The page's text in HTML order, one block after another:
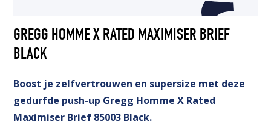
GREGG HOMME X RATED MAXIMISER BRIEF
BLACK
Boost je zelfvertrouwen en supersize met deze
gedurfde push-up Gregg Homme X Rated
Maximiser Brief 85003 Black.